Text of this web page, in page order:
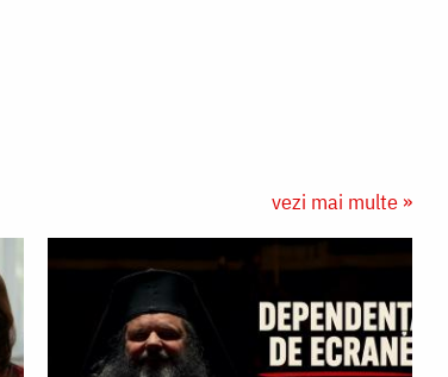
vezi mai multe »